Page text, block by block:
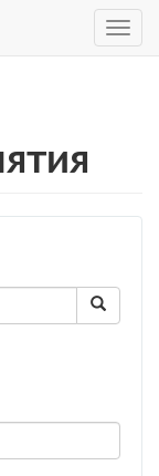
Toggle